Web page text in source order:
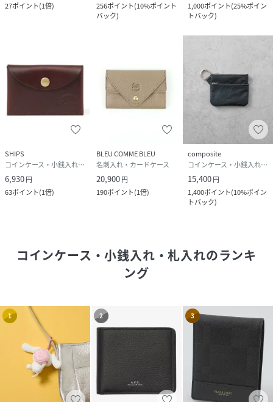
27ポイント(1倍)
256ポイント(10%ポイント
バック)
1,000ポイント(25%ポイン
トバック)
SHIPS
コインケース・小銭入れ・札入れ
6,930円
63ポイント(1倍)
BLEU COMME BLEU
名刺入れ・カードケース
20,900円
190ポイント(1倍)
composite
コインケース・小銭入れ・札入れ
15,400円
1,400ポイント(10%ポイン
トバック)
コインケース・小銭入れ・札入れのランキ
ング
1 2 3